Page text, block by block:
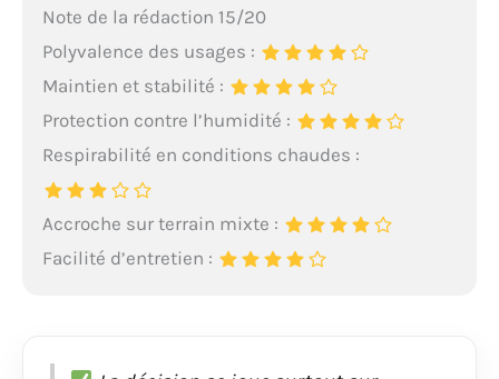
Note de la rédaction 15/20
Polyvalence des usages :
Maintien et stabilité :
Protection contre l’humidité :
Respirabilité en conditions chaudes :
Accroche sur terrain mixte :
Facilité d’entretien :